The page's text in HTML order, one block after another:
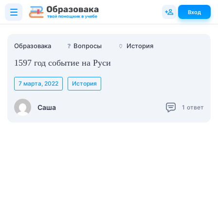
Образовака ❓ Вопросы 🏺 История
1597 год событие на Руси
Саша
7 марта, 2022 История
1 ответ
Вход